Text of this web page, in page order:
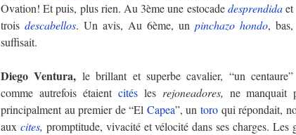
Ovation! Et puis, plus rien. Au 3ème une estocadedesprendidaet
trois descabellos. Un avis, Au 6ème, un pinchazo hondo, bas,
suffisait.
Diego Ventura, le brillant et superbe cavalier, “un centaure”
comme autrefois étaient citésles rejoneadores, ne manquait
principalment au premier de “El Capea”, un toroqui répondait,
aux cites, promptitude, vivacité et vélocité dans ses charges.